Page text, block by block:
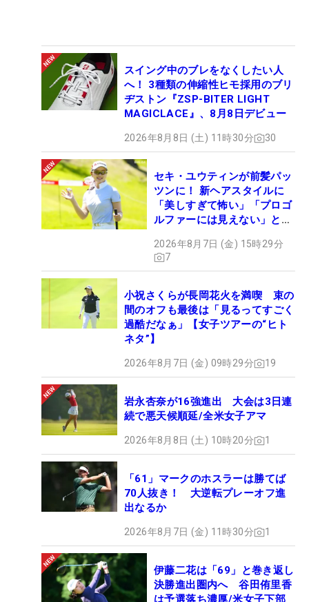
スイング中のブレをなくしたい人
へ！ 3種類の伸縮性ヒモ採用のブリ
ヂストン『ZSP-BITER LIGHT
MAGICLACE』、8月8日デビュー
2026年8月8日 (土) 11時30分 30
セキ・ユウティンが前髪パッ
ツンに！ 新ヘアスタイルに
「美しすぎて怖い」「プロゴ
ルファーには見えない」とコ
2026年8月7日 (金) 15時29分
7
小祝さくらが長岡花火を満喫 束の
間のオフも最後は「見るってすごく
過酷だなぁ」【女子ツアーの“ヒト
ネタ”】
2026年8月7日 (金) 09時29分 19
岩永杏奈が16強進出 大会は3日連
続で悪天候順延/全米女子アマ
2026年8月8日 (土) 10時20分 1
「61」マークのホスラーは勝てば
70人抜き！ 大逆転プレーオフ進
出なるか
2026年8月7日 (金) 11時30分 1
伊藤二花は「69」と巻き返し
決勝進出圏内へ 谷田侑里香